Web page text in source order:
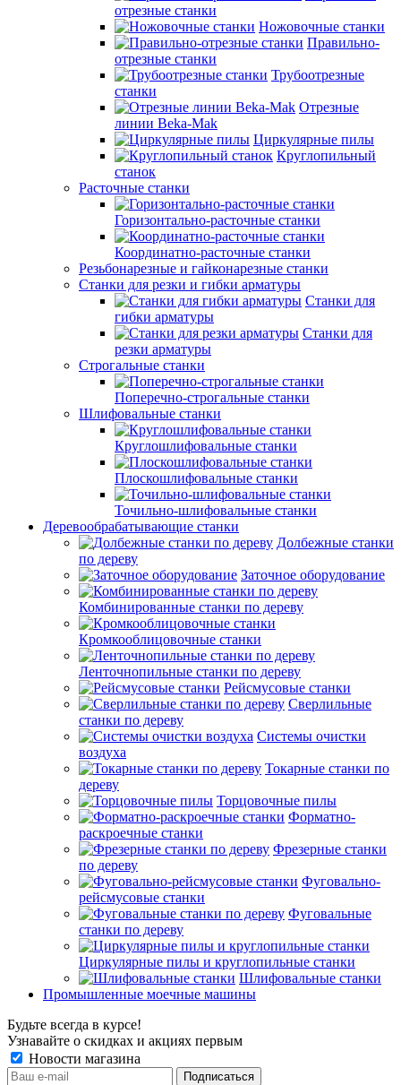
отрезные станки
Ножовочные станки
Правильно-
отрезные станки
Трубоотрезные
станки
Отрезные
линии Beka-Mak
Циркулярные пилы
Круглопильный
станок
Расточные станки
Горизонтально-расточные станки
Координатно-расточные станки
Резьбонарезные и гайконарезные станки
Станки для резки и гибки арматуры
Станки для
гибки арматуры
Станки для
резки арматуры
Строгальные станки
Поперечно-строгальные станки
Шлифовальные станки
Круглошлифовальные станки
Плоскошлифовальные станки
Точильно-шлифовальные станки
Деревообрабатывающие станки
Долбежные станки
по дереву
Заточное оборудование
Комбинированные станки по дереву
Кромкооблицовочные станки
Ленточнопильные станки по дереву
Рейсмусовые станки
Сверлильные
станки по дереву
Системы очистки
воздуха
Токарные станки по
дереву
Торцовочные пилы
Форматно-
раскроечные станки
Фрезерные станки
по дереву
Фуговально-
рейсмусовые станки
Фуговальные
станки по дереву
Циркулярные пилы и круглопильные станки
Шлифовальные станки
Промышленные моечные машины
Будьте всегда в курсе!
Узнавайте о скидках и акциях первым
Новости магазина